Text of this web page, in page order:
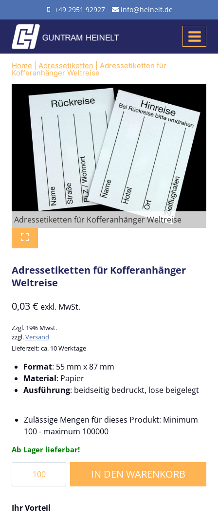
Inhalt
springen
+49 2951 92927 info@heinelt.de
Home Adressetiketten Adressetiketten für
Kofferanhänger Weltreise
Adressetiketten für Kofferanhänger Weltreise
Adressetiketten für Kofferanhänger
Weltreise
0,03€ exkl. MwSt.
Zzgl. 19% Mwst.
zzgl.Versand
Lieferzeit: ca. 10 Werktage
Format: 55 mm x 87 mm
Material: Papier
Ausführung: beidseitig bedruckt, lose beigelegt
Zulässige Mengen für dieses Produkt: Minimum
100 - maximum 100000
Ab Lager lieferbar!
Weltreise
Menge
IN DEN WARENKORB
Ihr Vorteil